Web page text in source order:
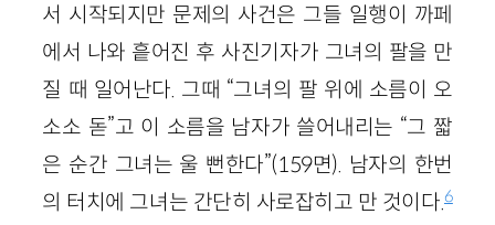
서 시작되지만 문제의 사건은 그들 일행이 까페
에서 나와 흩어진 후 사진기자가 그녀의 팔을 만
질 때 일어난다. 그때 “그녀의 팔 위에 소름이 오
소소 돋”고 이 소름을 남자가 쓸어내리는 “그 짧
은 순간 그녀는 울 뻔한다”(159면). 남자의 한번
의 터치에 그녀는 간단히 사로잡히고 만 것이다.6